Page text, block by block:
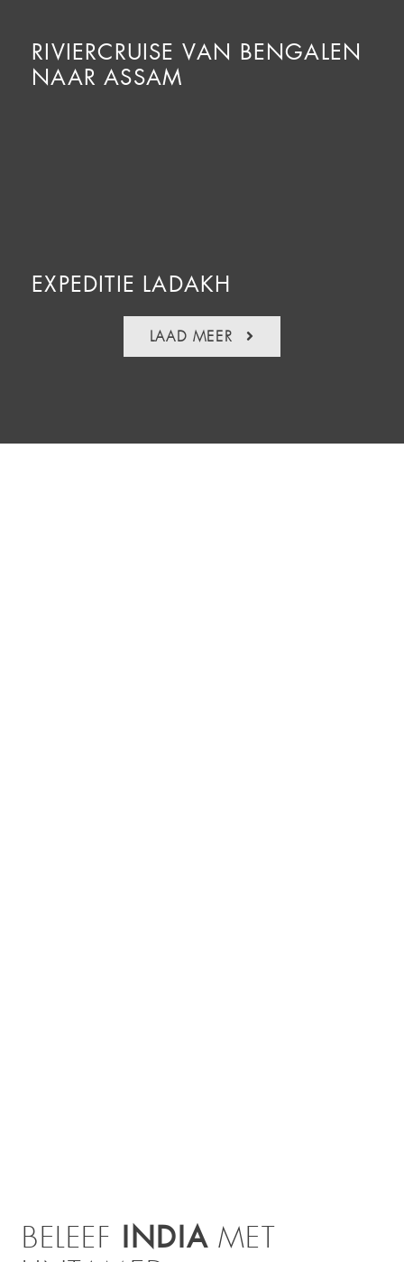
RIVIERCRUISE VAN BENGALEN
NAAR ASSAM
EXPEDITIE LADAKH
LAAD MEER
BELEEF INDIAMET